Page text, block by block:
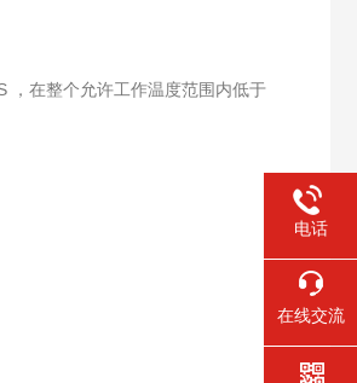
在整个允许工作温度范围内低于
电话
在线交流